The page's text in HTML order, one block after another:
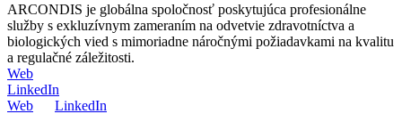
ARCONDIS je globálna spoločnosť poskytujúca profesionálne
služby s exkluzívnym zameraním na odvetvie zdravotníctva a
biologických vied s mimoriadne náročnými požiadavkami na kvalitu
a regulačné záležitosti.
Web
LinkedIn
Web
LinkedIn